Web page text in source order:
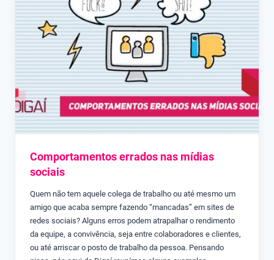
Comportamentos errados nas mídias
sociais
Quem não tem aquele colega de trabalho ou até mesmo um
amigo que acaba sempre fazendo “mancadas” em sites de
redes sociais? Alguns erros podem atrapalhar o rendimento
da equipe, a convivência, seja entre colaboradores e clientes,
ou até arriscar o posto de trabalho da pessoa. Pensando